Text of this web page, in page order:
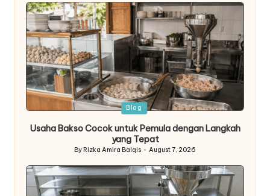
Posted
Blog
Usaha Bakso Cocok untuk Pemula dengan Langkah
yang Tepat
Posted
By Rizka Amira Balqis August 7, 2026